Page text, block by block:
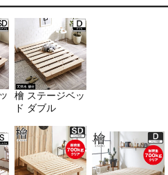
檜 ステージベッ
ド ダブル